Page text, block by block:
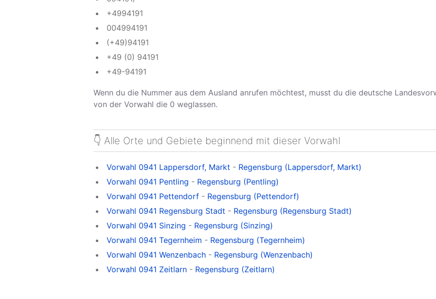
+4994191
004994191
(+49)94191
+49 (0) 94191
+49-94191
Wenn du die Nummer aus dem Ausland anrufen möchtest, musst du die deutsche
von der Vorwahl die 0 weglassen.
👇 Alle Orte und Gebiete beginnend mit dieser Vorwahl
Vorwahl 0941 Lappersdorf, Markt - Regensburg (Lappersdorf, Markt)
Vorwahl 0941 Pentling - Regensburg (Pentling)
Vorwahl 0941 Pettendorf - Regensburg (Pettendorf)
Vorwahl 0941 Regensburg Stadt - Regensburg (Regensburg Stadt)
Vorwahl 0941 Sinzing - Regensburg (Sinzing)
Vorwahl 0941 Tegernheim - Regensburg (Tegernheim)
Vorwahl 0941 Wenzenbach - Regensburg (Wenzenbach)
Vorwahl 0941 Zeitlarn - Regensburg (Zeitlarn)